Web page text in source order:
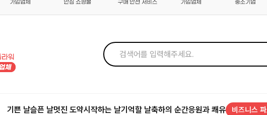
기쁜 날슬픈 날멋진 도약시작하는 날기억할 날축하의 순간응원과 쾌유 비즈니스